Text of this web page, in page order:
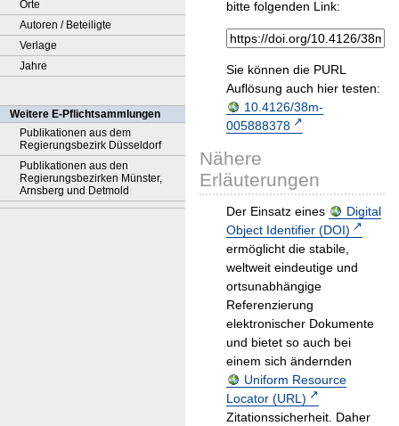
Orte
Autoren / Beteiligte
Verlage
Jahre
Weitere E-Pflichtsammlungen
Publikationen aus dem
Regierungsbezirk Düsseldorf
Publikationen aus den
Regierungsbezirken Münster,
Arnsberg und Detmold
bitte folgenden Link:
Sie können die PURL
Auflösung auch hier testen:
10.4126/38m-
005888378
Nähere
Erläuterungen
Der Einsatz eines
Digital
Object Identifier (DOI)
ermöglicht die stabile,
weltweit eindeutige und
ortsunabhängige
Referenzierung
elektronischer Dokumente
und bietet so auch bei
einem sich ändernden
Uniform Resource
Locator (URL)
Zitationssicherheit. Daher